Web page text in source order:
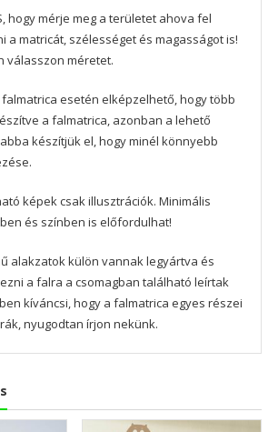
hogy mérje meg a területet ahova fel
a matricát, szélességet és magasságot is!
válasszon méretet.
esetén elképzelhető, hogy több
a falmatrica, azonban a lehető
készítjük el, hogy minél könnyebb
képek csak illusztrációk. Minimális
és színben is előfordulhat!
alakzatok külön vannak legyártva és
a falra a csomagban található leírtak
kíváncsi, hogy a falmatrica egyes részei
nyugodtan írjon nekünk.